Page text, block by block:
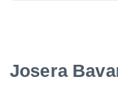
Josera